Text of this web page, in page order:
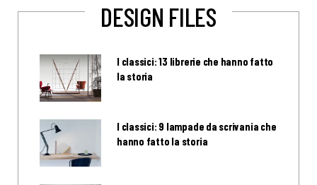
DESIGN FILES
I classici: 13 librerie che hanno fatto
la storia
I classici: 9 lampade da scrivania che
hanno fatto la storia